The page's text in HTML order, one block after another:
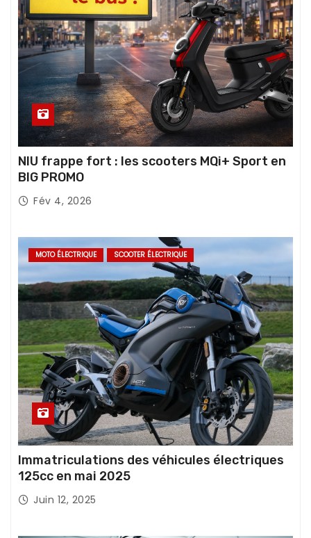
NIU frappe fort : les scooters MQi+ Sport en
BIG PROMO
Fév 4, 2026
MOTO ÉLECTRIQUE SCOOTER ÉLECTRIQUE
Immatriculations des véhicules électriques
125cc en mai 2025
Juin 12, 2025